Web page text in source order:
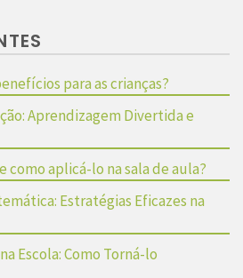
para as crianças?
Aprendizagem Divertida e
como aplicá-lo na sala de aula?
Estratégias Eficazes na
Escola: Como Torná-lo